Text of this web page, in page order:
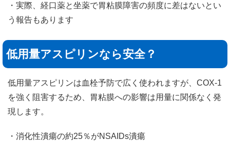
・実際、経口薬と坐薬で胃粘膜障害の頻度に差はないとい
う報告もあります
低用量アスピリンなら安全？
低用量アスピリンは血栓予防で広く使われますが、COX-1
を強く阻害するため、胃粘膜への影響は用量に関係なく発
現します。
・消化性潰瘍の約25％がNSAIDs潰瘍